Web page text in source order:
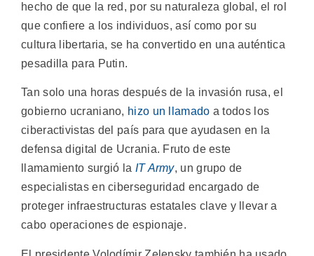
hecho de que la red, por su naturaleza global, el rol
que confiere a los individuos, así como por su
cultura libertaria, se ha convertido en una auténtica
pesadilla para Putin.
Tan solo una horas después de la invasión rusa, el
gobierno ucraniano, hizo un llamado a todos los
ciberactivistas del país para que ayudasen en la
defensa digital de Ucrania. Fruto de este
llamamiento surgió la IT Army, un grupo de
especialistas en ciberseguridad encargado de
proteger infraestructuras estatales clave y llevar a
cabo operaciones de espionaje.